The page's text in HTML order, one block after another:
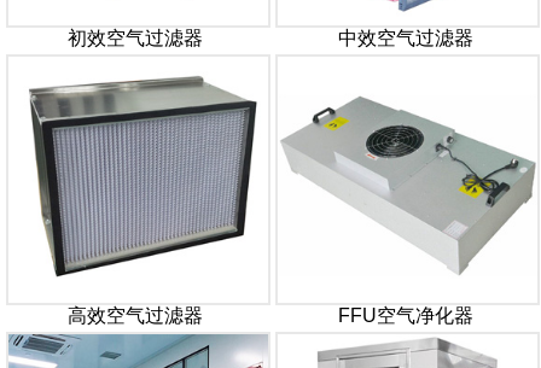
初效空气过滤器 中效空气过滤器
高效空气过滤器 FFU空气净化器